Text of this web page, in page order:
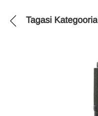
Tagasi Kategooria